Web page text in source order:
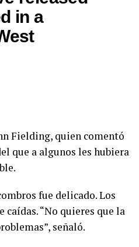
in a
Fielding, quien comentó
que a algunos les hubiera
fue delicado. Los
“No quieres que la
señaló.